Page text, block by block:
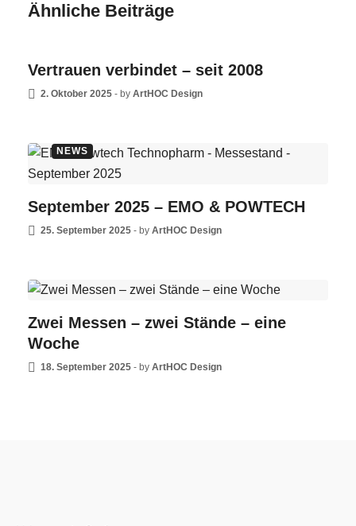
Ähnliche Beiträge
NEWS
Vertrauen verbindet – seit 2008
2. Oktober 2025 - by ArtHOC Design
NEWS
September 2025 – EMO & POWTECH
25. September 2025 - by ArtHOC Design
Zwei Messen – zwei Stände – eine
Woche
18. September 2025 - by ArtHOC Design